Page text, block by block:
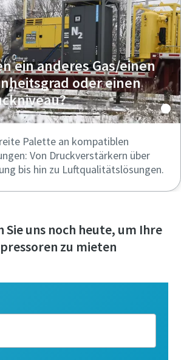
ein anderes Gas/einen
oder einen
Palette an kompatiblen
Von Druckverstärkern über
bis hin zu Luftqualitätslösungen.
uns noch heute, um Ihre
zu mieten